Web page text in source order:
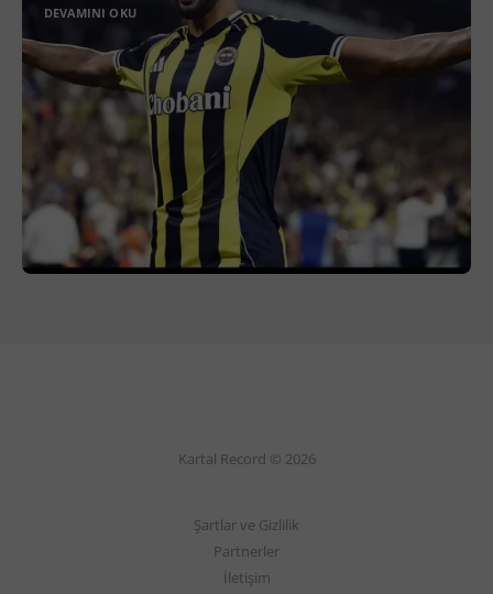
DEVAMINI OKU
Kartal Record © 2026
Şartlar ve Gizlilik
Partnerler
İletişim